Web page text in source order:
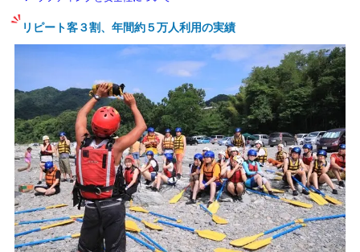
リピート客３割、年間約５万人利用の実績